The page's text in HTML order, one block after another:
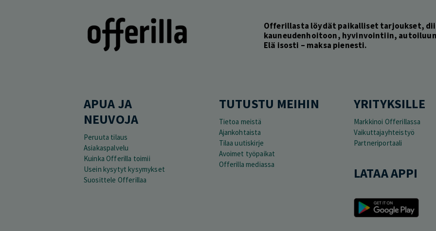
Offerillasta löydät paikalliset tarjoukset,
kauneudenhoitoon, hyvinvointiin,
Elä isosti – maksa pienesti.
APUA JA
NEUVOJA
Peruuta tilaus
Asiakaspalvelu
Kuinka Offerilla toimii
Usein kysytyt kysymykset
Suosittele Offerillaa
TUTUSTU MEIHIN
Tietoa meistä
Ajankohtaista
Tilaa uutiskirje
Avoimet työpaikat
Offerilla mediassa
YRITYKSILLE
Markkinoi Offerillassa
Vaikuttajayhteistyö
Partneriportaali
LATAA APPI